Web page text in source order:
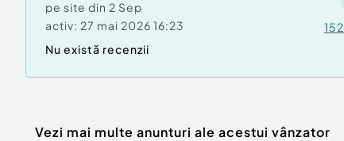
pe site din 2 Sep
activ: 27 mai 2026 16:23 152
Nu există recenzii
Vezi mai multe anunturi ale acestui vânzator